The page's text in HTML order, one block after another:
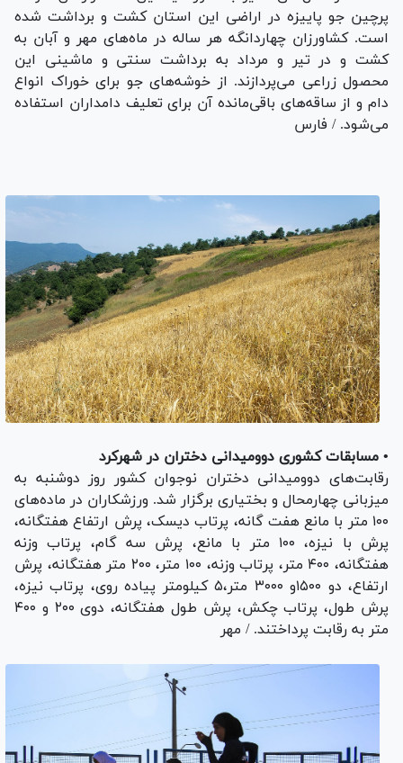
پرچین جو پاییزه در اراضی این استان کشت و برداشت شده
است. کشاورزان چهاردانگه هر ساله در ماه‌های مهر و آبان به
کشت و در تیر و مرداد به برداشت سنتی و ماشینی این
محصول زراعی می‌پردازند. از خوشه‌های جو برای خوراک انواع
دام و از ساقه‌های باقی‌مانده آن برای تعلیف دامداران استفاده
می‌شود. / فارس
• مسابقات کشوری دوومیدانی دختران در شهرکرد
رقابت‌های دوومیدانی دختران نوجوان کشور روز دوشنبه به
میزبانی چهارمحال و بختیاری برگزار شد. ورزشکاران در ماده‌های
۱۰۰ متر با مانع هفت گانه، پرتاب دیسک، پرش ارتفاع هفتگانه،
پرش با نیزه، ۱۰۰ متر با مانع، پرش سه گام، پرتاب وزنه
هفتگانه، ۴۰۰ متر، پرتاب وزنه، ۱۰۰ متر، ۲۰۰ متر هفتگانه، پرش
ارتفاع، دو ۱۵۰۰و ۳۰۰۰ متر،۵ کیلومتر پیاده روی، پرتاب نیزه،
پرش طول، پرتاب چکش، پرش طول هفتگانه، دوی ۲۰۰ و ۴۰۰
متر به رقابت پرداختند. / مهر